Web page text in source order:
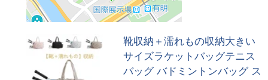
靴収納＋濡れもの収納大きい
サイズラケットバッグテニス
バッグ バドミントンバッグ ス